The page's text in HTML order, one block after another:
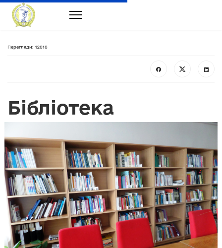
Перегляди: 12010
Бібліотека